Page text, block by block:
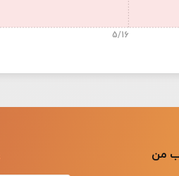
5/16
من